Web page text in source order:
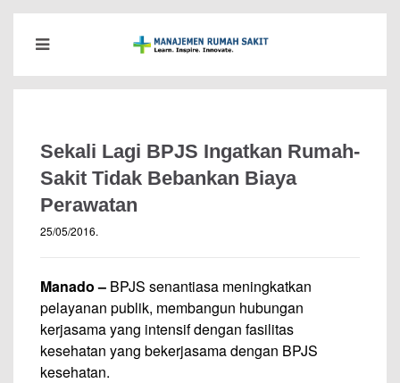
Sekali Lagi BPJS Ingatkan Rumah-
Sakit Tidak Bebankan Biaya
Perawatan
25/05/2016.
Manado – BPJS senantiasa meningkatkan
pelayanan publik, membangun hubungan
kerjasama yang intensif dengan fasilitas
kesehatan yang bekerjasama dengan BPJS
kesehatan.